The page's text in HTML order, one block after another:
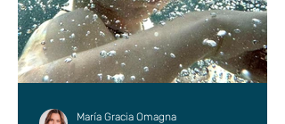
María Gracia Omagna